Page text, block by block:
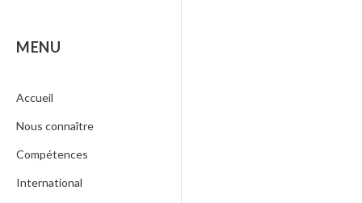
MENU
Accueil
Nous connaître
Compétences
International